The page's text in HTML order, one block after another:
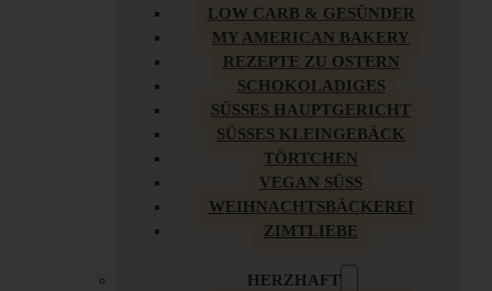
LOW CARB & GESÜNDER
MY AMERICAN BAKERY
REZEPTE ZU OSTERN
SCHOKOLADIGES
SÜSSES HAUPTGERICHT
SÜSSES KLEINGEBÄCK
TÖRTCHEN
VEGAN SÜSS
WEIHNACHTSBÄCKEREI
ZIMTLIEBE
HERZHAFT